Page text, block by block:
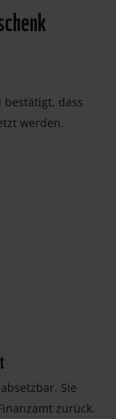
bestätigt, dass
werden.
Sie
zurück.